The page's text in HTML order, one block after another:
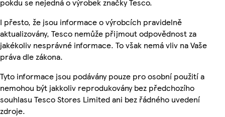
I přesto, že jsou informace o výrobcích pravidelně
aktualizovány, Tesco nemůže přijmout odpovědnost za
jakékoliv nesprávné informace. To však nemá vliv na Vaše
práva dle zákona.
Tyto informace jsou podávány pouze pro osobní použití a
nemohou být jakkoliv reprodukovány bez předchozího
souhlasu Tesco Stores Limited ani bez řádného uvedení
zdroje.